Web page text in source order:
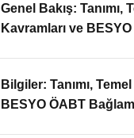
Genel Bakış: Tanımı,
Kavramları ve
Bilgiler: Tanımı,
BESYO ÖABT